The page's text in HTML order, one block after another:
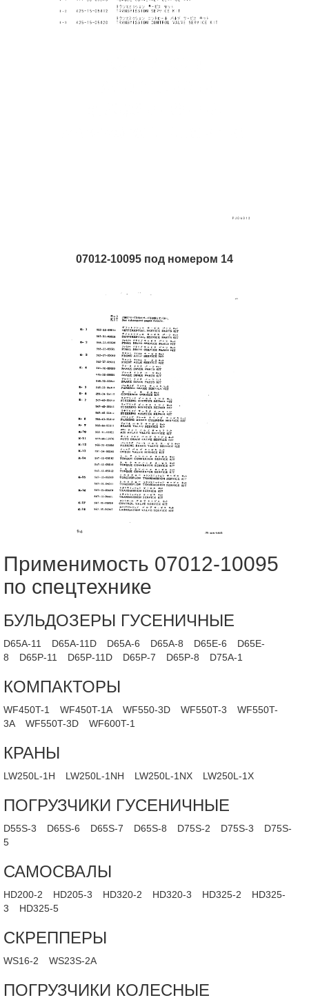
07012-10095 под номером 14
Применимость 07012-10095
по спецтехнике
БУЛЬДОЗЕРЫ ГУСЕНИЧНЫЕ
D65A-11 D65A-11D D65A-6 D65A-8 D65E-6
D65E-
8
D65P-11 D65P-11D D65P-7 D65P-8 D75A-1
КОМПАКТОРЫ
WF450T-1 WF450T-1A WF550-3D WF550T-3
WF550T-
3A
WF550T-3D WF600T-1
КРАНЫ
LW250L-1H LW250L-1NH LW250L-1NX LW250L-1X
ПОГРУЗЧИКИ ГУСЕНИЧНЫЕ
D55S-3 D65S-6 D65S-7 D65S-8 D75S-2 D75S-3
D75S-
5
САМОСВАЛЫ
HD200-2 HD205-3 HD320-2 HD320-3 HD325-2
HD325-
3
HD325-5
СКРЕППЕРЫ
WS16-2 WS23S-2A
ПОГРУЗЧИКИ КОЛЕСНЫЕ